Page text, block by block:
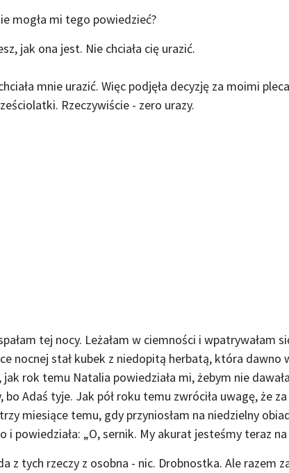
mogła mi tego powiedzieć?
jak ona jest. Nie chciała cię urazić.
mnie urazić. Więc podjęła decyzję za moimi
Rzeczywiście - zero urazy.
tej nocy. Leżałam w ciemności i wpatrywałam
nocnej stał kubek z niedopitą herbatą, która dawno
jak rok temu Natalia powiedziała mi, żebym nie
bo Adaś tyje. Jak pół roku temu zwróciła uwagę, że
miesiące temu, gdy przyniosłam na niedzielny
i powiedziała: „O, sernik. My akurat jesteśmy teraz
z tych rzeczy z osobna - nic. Drobnostka. Ale razem